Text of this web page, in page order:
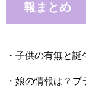
報まとめ
・子供の有無と
・娘の情報は？